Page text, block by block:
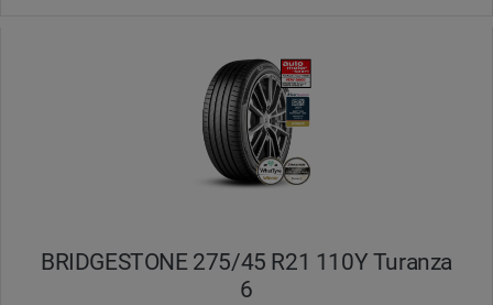
BRIDGESTONE 275/45 R21 110Y Turanza
6